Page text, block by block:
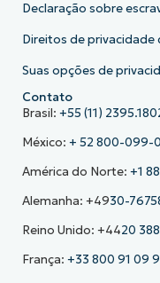
Declaração sobre
Direitos de privacidade
Suas opções de
Contato
Brasil: +55 (11)
México: + 52 800-099-
América do Norte: +1
Alemanha: +4930-
Reino Unido: +4420
França: +33 800 91 09